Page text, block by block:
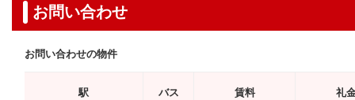
お問い合わせ
お問い合わせの物件
駅
バス
賃料 礼